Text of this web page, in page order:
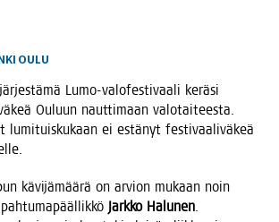
OULU
Lumo-valo­fes­ti­vaa­li kerä­si
Ouluun naut­ti­maan valo­tai­tees­ta.
lumi­tuis­ku­kaan ei estä­nyt fes­ti­vaa­li­vä­keä
kävi­jä­mää­rä on arvion mukaan noin
Jark­ko Halu­nen.